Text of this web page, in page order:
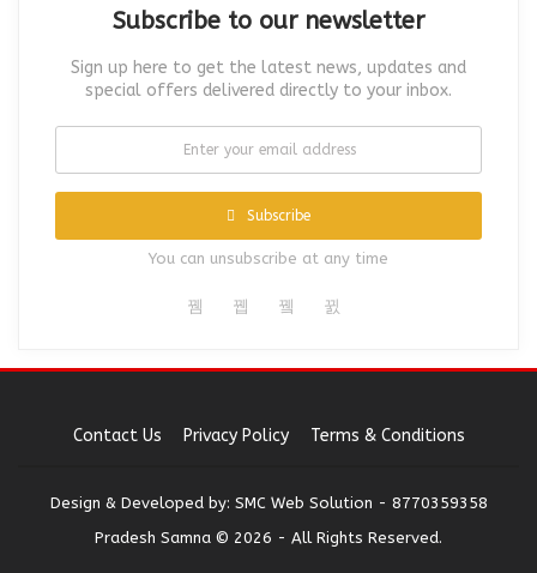
Subscribe to our newsletter
Sign up here to get the latest news, updates and
special offers delivered directly to your inbox.
Subscribe
You can unsubscribe at any time
Contact Us Privacy Policy Terms & Conditions
Design & Developed by: SMC Web Solution - 8770359358
Pradesh Samna © 2026 - All Rights Reserved.